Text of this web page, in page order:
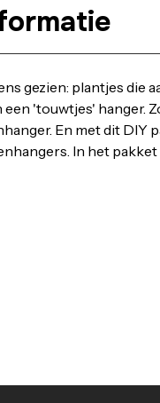
gezien: plantjes die
'touwtjes' hanger.
En met dit DIY
In het
Wanneer